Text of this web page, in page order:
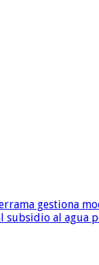
gestiona
subsidio al agua